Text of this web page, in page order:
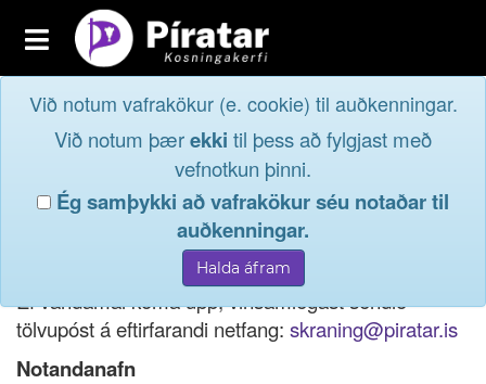
Toggle
navigation
Aðildarfélög
Innskrá
Við notum vafrakökur (e. cookie) til auðkenningar.
Við notum þærekki til þess að fylgjast með
vefnotkun þinni.
Ég samþykki að vafrakökur séu notaðar til
auðkenningar.
Innskráog taktu þátt í
lýðræðinu...
Ef þú hefur gleymt notendanafni þínu, þá má einnig
nota netfang eða kennitölu til innskráningar.
Ef vandamál koma upp, vinsamlegast sendið
tölvupóst á eftirfarandi netfang: skraning@piratar.is
Notandanafn